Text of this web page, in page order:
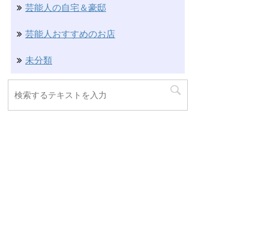
芸能人の自宅＆豪邸
芸能人おすすめのお店
未分類